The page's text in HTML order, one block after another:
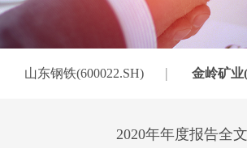
山东钢铁(600022.SH) | 金岭矿业
2020年年度报告全文